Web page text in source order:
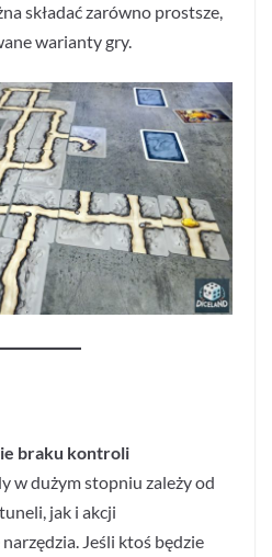
składać zarówno prostsze,
warianty gry.
braku kontroli
w dużym stopniu zależy od
jak i akcji
Jeśli ktoś będzie